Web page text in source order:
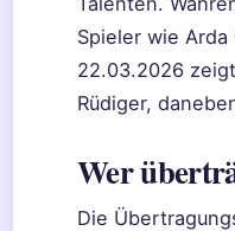
Spieler wie
22.03.2026
Rüdiger,
Wer
Die